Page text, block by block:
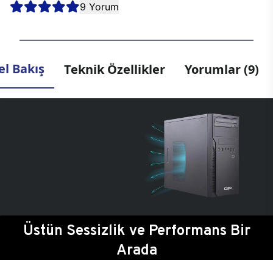
9 Yorum
Bakış Teknik Özellikler Yorumlar (9)
Üstün Sessizlik ve Performans Bir
Arada